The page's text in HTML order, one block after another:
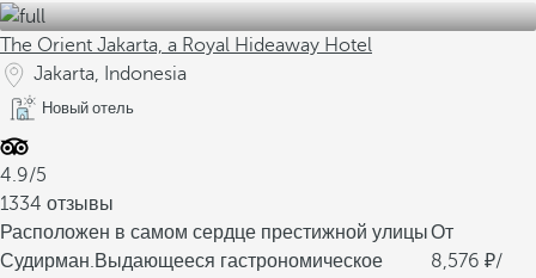
The Orient Jakarta, a Royal Hideaway Hotel
Jakarta, Indonesia
Новый отель
4.9/5
1334 отзывы
Расположен в самом сердце престижной улицы
Судирман.Выдающееся гастрономическое
От
8,576
/